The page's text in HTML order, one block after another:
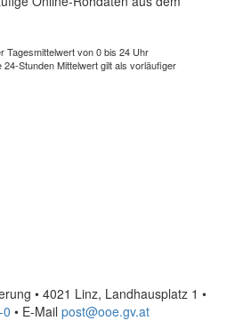
Tagesmittelwert von 0 bis 24 Uhr
Stunden Mittelwert gilt als vorläufiger
• 4021 Linz, Landhausplatz 1 •
• E-Mail post@ooe.gv.at